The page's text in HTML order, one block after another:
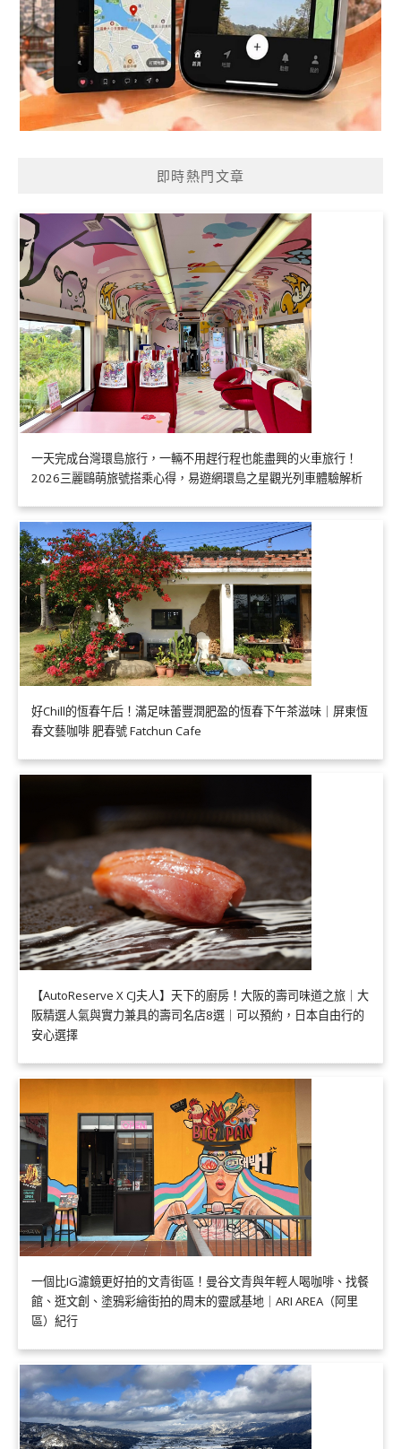
即時熱門文章
一天完成台灣環島旅行，一輛不用趕行程也能盡興的火車旅行！
2026三麗鷗萌旅號搭乘心得，易遊網環島之星觀光列車體驗解析
好Chill的恆春午后！滿足味蕾豐潤肥盈的恆春下午茶滋味｜屏東恆
春文藝咖啡 肥春號 Fatchun Cafe
【AutoReserve X CJ夫人】天下的廚房！大阪的壽司味道之旅｜大
阪精選人氣與實力兼具的壽司名店8選｜可以預約，日本自由行的
安心選擇
一個比IG濾鏡更好拍的文青街區！曼谷文青與年輕人喝咖啡、找餐
館、逛文創、塗鴉彩繪街拍的周末的靈感基地｜ARI AREA（阿里
區）紀行